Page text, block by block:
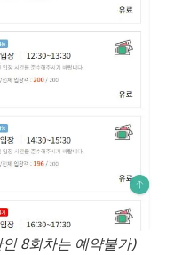
8회차는 예약불가)